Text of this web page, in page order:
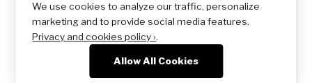
Yelp FacebookTwitterInstagram
Datenschutzerklärung Stolz präsentiert von WordPress
We use cookies to analyze our traffic, personalize
marketing and to provide social media features.
Privacy and cookies policy ›.
Allow All Cookies